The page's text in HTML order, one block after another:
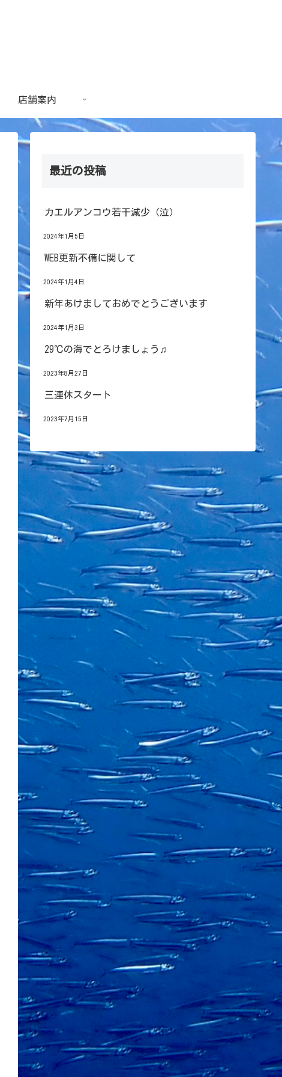
店舗案内
最近の投稿
カエルアンコウ若干減少（泣）
2024年1月5日
WEB更新不備に関して
2024年1月4日
新年あけましておめでとうございます
2024年1月3日
29℃の海でとろけましょう♫
2023年8月27日
三連休スタート
2023年7月15日